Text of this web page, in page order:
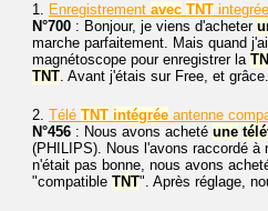
1. Enregistrement avec TNT
N°700 : Bonjour, je viens d'acheter
marche parfaitement. Mais quand
magnétoscope pour enregistrer la
TNT. Avant j'étais sur Free, et
2. Télé TNT intégrée antenne
N°456 : Nous avons acheté une télé
(PHILIPS). Nous l'avons raccordé à
n'était pas bonne, nous avons
"compatible TNT". Après réglage,